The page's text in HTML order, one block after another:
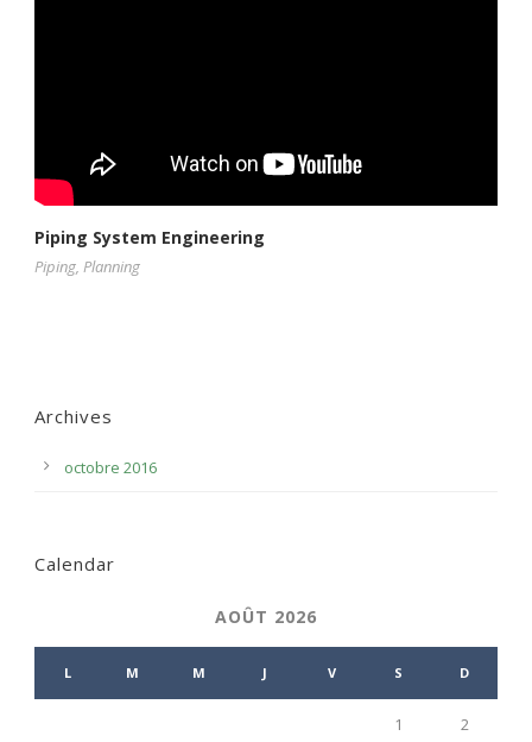
Piping System Engineering
Piping, Planning
Archives
octobre 2016
Calendar
AOÛT 2026
L M M J V S D
1 2